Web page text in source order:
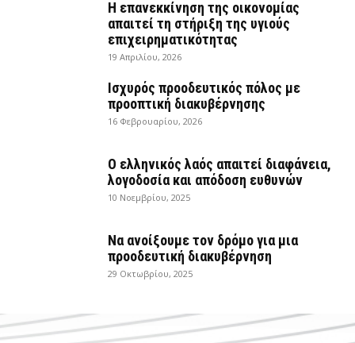
Η επανεκκίνηση της οικονομίας
απαιτεί τη στήριξη της υγιούς
επιχειρηματικότητας
19 Απριλίου, 2026
Ισχυρός προοδευτικός πόλος με
προοπτική διακυβέρνησης
16 Φεβρουαρίου, 2026
Ο ελληνικός λαός απαιτεί διαφάνεια,
λογοδοσία και απόδοση ευθυνών
10 Νοεμβρίου, 2025
Να ανοίξουμε τον δρόμο για μια
προοδευτική διακυβέρνηση
29 Οκτωβρίου, 2025